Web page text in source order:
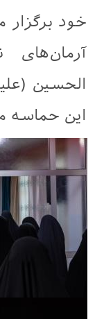
خود برگزار
آرمان‌های
الحسین
این حماسه